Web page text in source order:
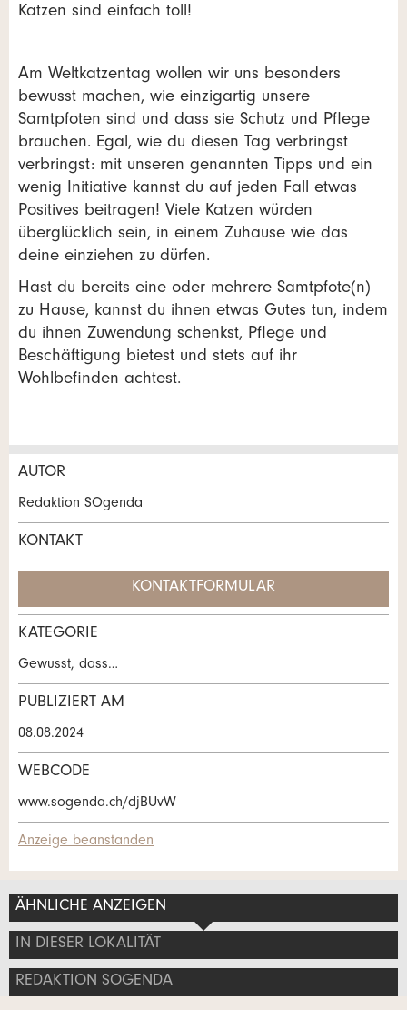
Katzen sind einfach toll!
Am Weltkatzentag wollen wir uns besonders
bewusst machen, wie einzigartig unsere
Samtpfoten sind und dass sie Schutz und Pflege
brauchen. Egal, wie du diesen Tag verbringst
verbringst: mit unseren genannten Tipps und ein
wenig Initiative kannst du auf jeden Fall etwas
Positives beitragen! Viele Katzen würden
überglücklich sein, in einem Zuhause wie das
deine einziehen zu dürfen.
Hast du bereits eine oder mehrere Samtpfote(n)
zu Hause, kannst du ihnen etwas Gutes tun, indem
du ihnen Zuwendung schenkst, Pflege und
Beschäftigung bietest und stets auf ihr
Wohlbefinden achtest.
Anzeige beanstanden
Ihr Feedback wird sehr geschätzt!
Allgemeines Feedback
Anzeige nicht mehr gültig
Anzeige unvollständig
Nachricht
* Eingabe erforderlich
Anzeige weiterempfehlen
Empfehlen Sie diese Anzeige an Freunde weiter.
* Eingabe erforderlich
ANZEIGE WEITEREMPFEHLEN
Schliessen
AUTOR
Redaktion SOgenda
KONTAKT
KONTAKTFORMULAR
Kontakt
Verfassen Sie eine Nachricht für die
Kontaktpersonen dieser Anzeige.
Adresse
KATEGORIE
Gewusst, dass…
PUBLIZIERT AM
08.08.2024
WEBCODE
www.sogenda.ch/djBUvW
Anzeige beanstanden
ÄHNLICHE ANZEIGEN
IN DIESER LOKALITÄT
REDAKTION SOGENDA